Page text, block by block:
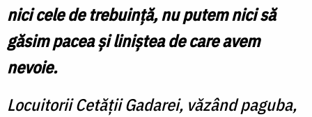
nici cele de trebuință, nu putem nici să
găsim pacea și liniștea de care avem
nevoie.
Locuitorii Cetății Gadarei, văzând paguba,